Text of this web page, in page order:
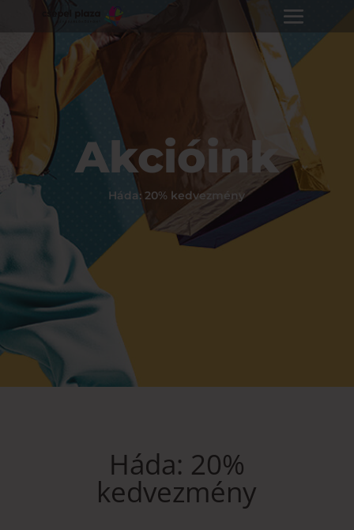
Akcióink
Háda: 20% kedvezmény
Háda: 20%
kedvezmény